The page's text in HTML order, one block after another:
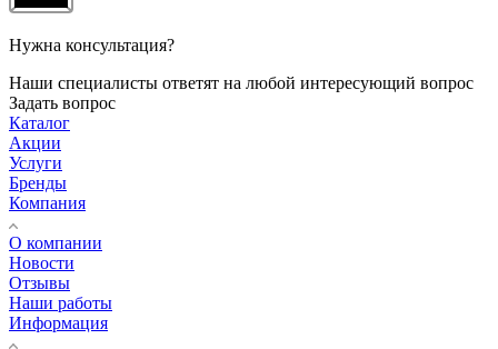
Нужна консультация?
Наши специалисты ответят на любой интересующий вопрос
Задать вопрос
Каталог
Акции
Услуги
Бренды
Компания
О компании
Новости
Отзывы
Наши работы
Информация